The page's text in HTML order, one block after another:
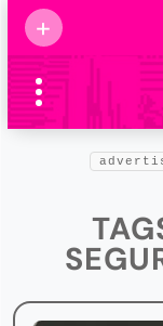
+
2025
Marcas de
confianza
Foro salud